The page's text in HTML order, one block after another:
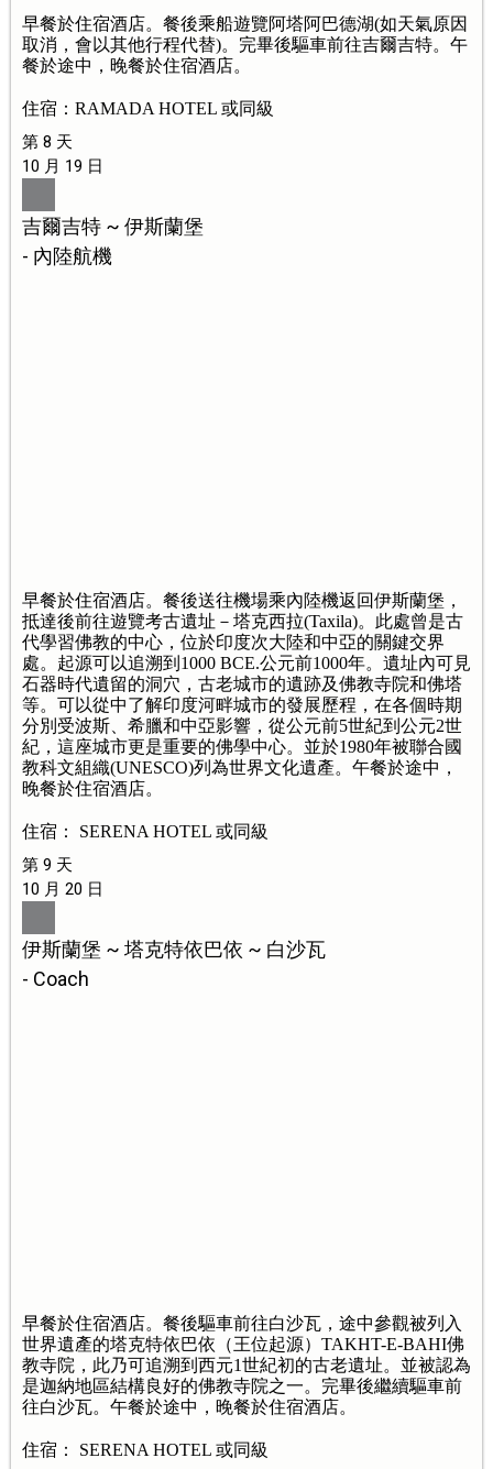
早餐於住宿酒店。餐後乘船遊覽阿塔阿巴德湖(如天氣原因
取消，會以其他行程代替)。完畢後驅車前往吉爾吉特。午
餐於途中，晚餐於住宿酒店。
住宿：RAMADA HOTEL 或同級
第 8 天
10 月 19 日
吉爾吉特 ~ 伊斯蘭堡
- 內陸航機
早餐於住宿酒店。餐後送往機場乘內陸機返回伊斯蘭堡，
抵達後前往遊覽考古遺址－塔克西拉(Taxila)。此處曾是古
代學習佛教的中心，位於印度次大陸和中亞的關鍵交界
處。起源可以追溯到1000 BCE.公元前1000年。遺址內可見
石器時代遺留的洞穴，古老城市的遺跡及佛教寺院和佛塔
等。可以從中了解印度河畔城市的發展歷程，在各個時期
分別受波斯、希臘和中亞影響，從公元前5世紀到公元2世
紀，這座城市更是重要的佛學中心。並於1980年被聯合國
教科文組織(UNESCO)列為世界文化遺產。午餐於途中，
晚餐於住宿酒店。
住宿： SERENA HOTEL 或同級
第 9 天
10 月 20 日
伊斯蘭堡 ~ 塔克特依巴依 ~ 白沙瓦
- Coach
早餐於住宿酒店。餐後驅車前往白沙瓦，途中參觀被列入
世界遺產的塔克特依巴依（王位起源）TAKHT-E-BAHI佛
教寺院，此乃可追溯到西元1世紀初的古老遺址。並被認為
是迦納地區結構良好的佛教寺院之一。完畢後繼續驅車前
往白沙瓦。午餐於途中，晚餐於住宿酒店。
住宿： SERENA HOTEL 或同級